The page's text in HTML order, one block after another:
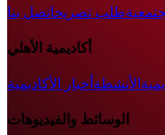
طلب تصريحاتصل بنا
أكاديمية الأهلي
الأنشطة أخبار الأكاديمية
الوسائط والفيديوهات